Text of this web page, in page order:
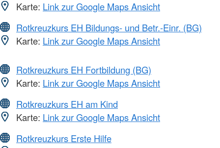
Karte: Link zur Google Maps Ansicht
Rotkreuzkurs EH Bildungs- und Betr.-Einr. (BG)
Karte: Link zur Google Maps Ansicht
Rotkreuzkurs EH Fortbildung (BG)
Karte: Link zur Google Maps Ansicht
Rotkreuzkurs EH am Kind
Karte: Link zur Google Maps Ansicht
Rotkreuzkurs Erste Hilfe